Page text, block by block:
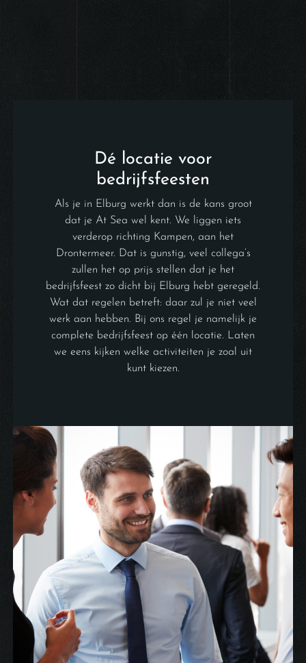
Dé locatie voor
bedrijfsfeesten
Als je in Elburg werkt dan is de kans groot
dat je At Sea wel kent. We liggen iets
verderop richting Kampen, aan het
Drontermeer. Dat is gunstig, veel collega’s
zullen het op prijs stellen dat je het
bedrijfsfeest zo dicht bij Elburg hebt geregeld.
Wat dat regelen betreft: daar zul je niet veel
werk aan hebben. Bij ons regel je namelijk je
complete bedrijfsfeest op één locatie. Laten
we eens kijken welke activiteiten je zoal uit
kunt kiezen.